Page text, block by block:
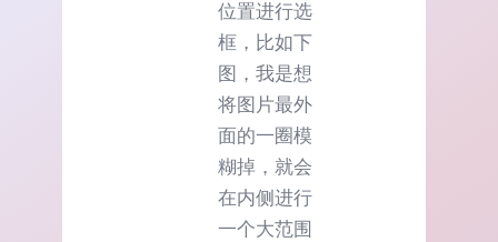
位置进行选
框，比如下
图，我是想
将图片最外
面的一圈模
糊掉，就会
在内侧进行
一个大范围